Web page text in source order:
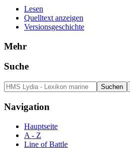
Lesen
Quelltext anzeigen
Versionsgeschichte
Mehr
Suche
Navigation
Hauptseite
A - Z
Line of Battle